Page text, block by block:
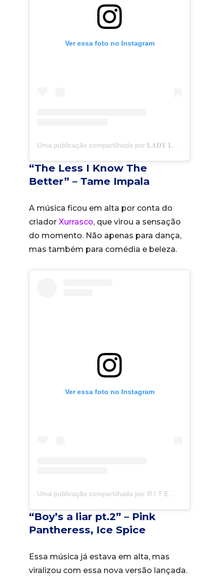
Ver essa foto no Instagram
Uma publicação compartilhada por 𝐋𝐀𝐃𝐘 𝐋𝐄𝐒𝐓𝐄 (@gloriagroove)
“The Less I Know The
Better” – Tame Impala
A música ficou em alta por conta do
criador Xurrasco, que virou a sensação
do momento. Não apenas para dança,
mas também para comédia e beleza.
Ver essa foto no Instagram
Uma publicação compartilhada por R I T E R • Humor do dia a dia (@marcosriter)
“Boy’s a liar pt.2” – Pink
Pantheress, Ice Spice
Essa música já estava em alta, mas
viralizou com essa nova versão lançada.